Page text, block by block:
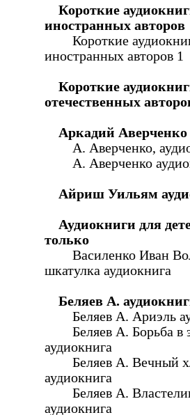
Короткие
иностранных авторов
Короткие
иностранных авторов 1
Короткие
отечественных
Аркадий Аверченко
А. Аверченко,
А. Аверченко
Айриш Уильям
Аудиокниги для
только
Василенко Иван
шкатулка аудиокнига
Беляев А.
Беляев А. Ариэль
Беляев А. Борьба в
аудиокнига
Беляев А. Вечный
аудиокнига
Беляев А.
аудиокнига